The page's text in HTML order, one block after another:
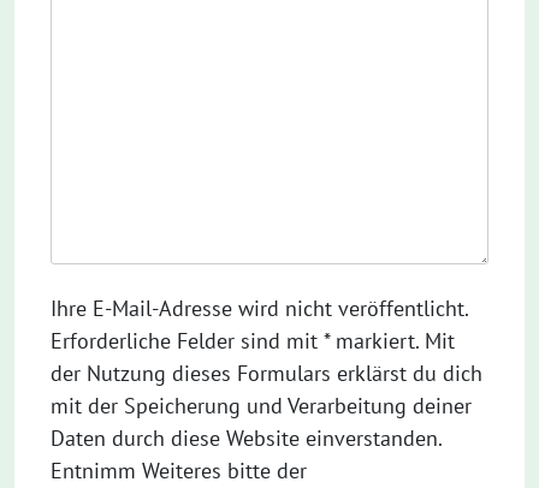
Ihre E-Mail-Adresse wird nicht veröffentlicht.
Erforderliche Felder sind mit * markiert. Mit
der Nutzung dieses Formulars erklärst du dich
mit der Speicherung und Verarbeitung deiner
Daten durch diese Website einverstanden.
Entnimm Weiteres bitte der